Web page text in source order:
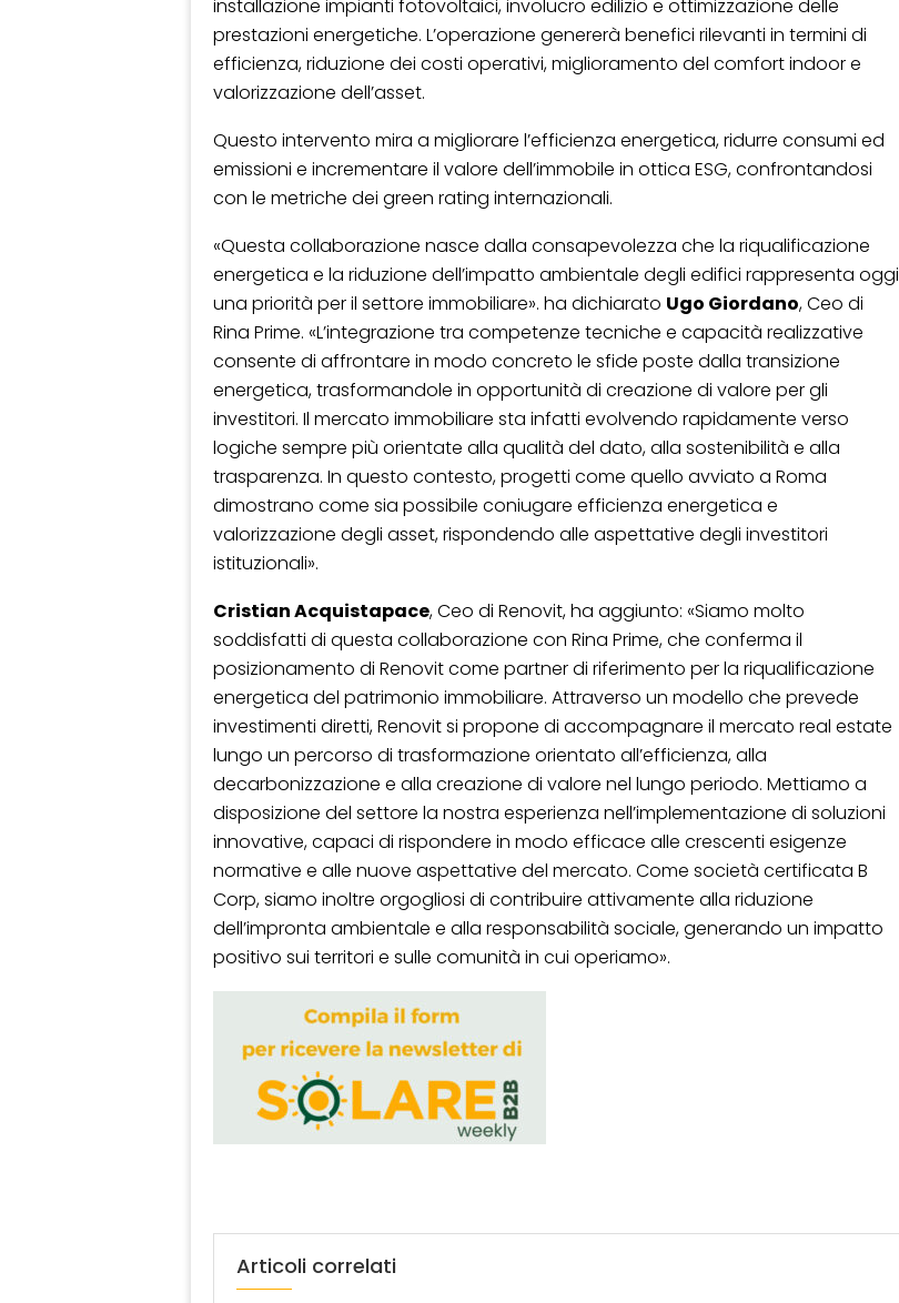
installazione impianti fotovoltaici, involucro edilizio e ottimizzazione delle
prestazioni energetiche. L’operazione genererà benefici rilevanti in termini di
efficienza, riduzione dei costi operativi, miglioramento del comfort indoor e
valorizzazione dell’asset.
Questo intervento mira a migliorare l’efficienza energetica, ridurre consumi ed
emissioni e incrementare il valore dell’immobile in ottica ESG, confrontandosi
con le metriche dei green rating internazionali.
«Questa collaborazione nasce dalla consapevolezza che la riqualificazione
energetica e la riduzione dell’impatto ambientale degli edifici rappresenta oggi
una priorità per il settore immobiliare». ha dichiarato Ugo Giordano, Ceo di
Rina Prime. «L’integrazione tra competenze tecniche e capacità realizzative
consente di affrontare in modo concreto le sfide poste dalla transizione
energetica, trasformandole in opportunità di creazione di valore per gli
investitori. Il mercato immobiliare sta infatti evolvendo rapidamente verso
logiche sempre più orientate alla qualità del dato, alla sostenibilità e alla
trasparenza. In questo contesto, progetti come quello avviato a Roma
dimostrano come sia possibile coniugare efficienza energetica e
valorizzazione degli asset, rispondendo alle aspettative degli investitori
istituzionali».
Cristian Acquistapace, Ceo di Renovit, ha aggiunto: «Siamo molto
soddisfatti di questa collaborazione con Rina Prime, che conferma il
posizionamento di Renovit come partner di riferimento per la riqualificazione
energetica del patrimonio immobiliare. Attraverso un modello che prevede
investimenti diretti, Renovit si propone di accompagnare il mercato real estate
lungo un percorso di trasformazione orientato all’efficienza, alla
decarbonizzazione e alla creazione di valore nel lungo periodo. Mettiamo a
disposizione del settore la nostra esperienza nell’implementazione di soluzioni
innovative, capaci di rispondere in modo efficace alle crescenti esigenze
normative e alle nuove aspettative del mercato. Come società certificata B
Corp, siamo inoltre orgogliosi di contribuire attivamente alla riduzione
dell’impronta ambientale e alla responsabilità sociale, generando un impatto
positivo sui territori e sulle comunità in cui operiamo».
Articoli correlati